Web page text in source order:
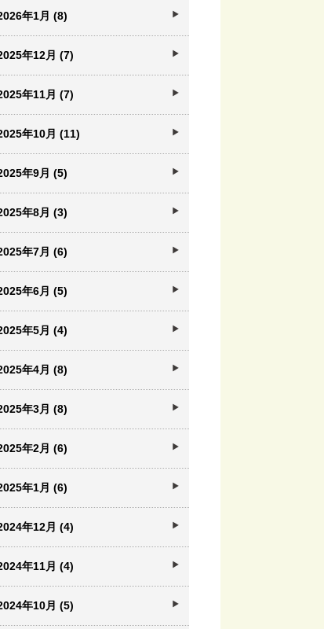
年1月 (8)
年12月 (7)
年11月 (7)
年10月 (11)
年9月 (5)
年8月 (3)
年7月 (6)
年6月 (5)
年5月 (4)
年4月 (8)
年3月 (8)
年2月 (6)
年1月 (6)
年12月 (4)
年11月 (4)
年10月 (5)